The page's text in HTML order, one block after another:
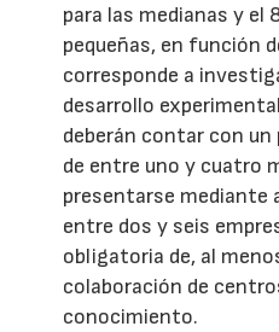
para las medianas y el
pequeñas, en función
corresponde a
desarrollo
deberán contar con
de entre uno y cuatro
presentarse mediante
entre dos y seis
obligatoria de, al
colaboración de
conocimiento.